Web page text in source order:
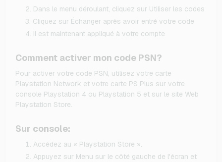
Dans le menu déroulant, cliquez sur Utiliser les codes
Cliquez sur Échanger après avoir entré votre code
Il est maintenant appliqué à votre compte
Comment activer mon code PSN?
Pour activer votre code PSN, utilisez votre carte
Playstation Network et votre carte PS Plus sur votre
console Playstation 4 ou Playstation 5 et sur le site Web
Playstation Store.
Sur console:
Accédez au « Playstation Store ».
Appuyez sur Menu sur le côté gauche de l'écran et